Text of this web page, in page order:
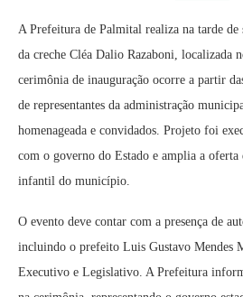
A Prefeitura de Palmital realiza na tarde
da creche Cléa Dalio Razaboni, localizada
cerimônia de inauguração ocorre a partir
de representantes da administração
homenageada e convidados. Projeto foi
com o governo do Estado e amplia a oferta
infantil do município.
O evento deve contar com a presença de
incluindo o prefeito Luis Gustavo Mendes
Executivo e Legislativo. A Prefeitura